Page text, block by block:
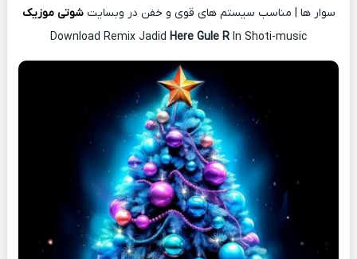
سوار ها | مناسب سیستم های قوی و خفن در وبسایتشوتی موزیک
Download Remix Jadid Here Gule R In Shoti-music